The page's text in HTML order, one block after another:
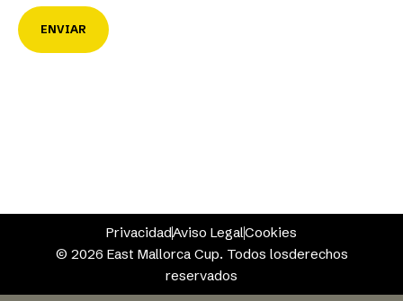
ENVIAR
PrivacidadAviso LegalCookies
© 2026 East Mallorca Cup. Todos losderechos
reservados